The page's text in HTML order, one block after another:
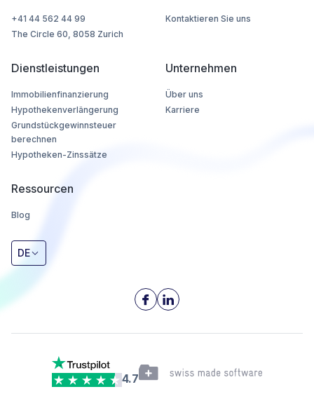
+41 44 562 44 99
The Circle 60, 8058 Zurich
Kontaktieren Sie uns
Dienstleistungen
Immobilienfinanzierung
Hypothekenverlängerung
Grundstückgewinnsteuer
berechnen
Hypotheken-Zinssätze
Unternehmen
Über uns
Karriere
Ressourcen
Blog
DE
4.7